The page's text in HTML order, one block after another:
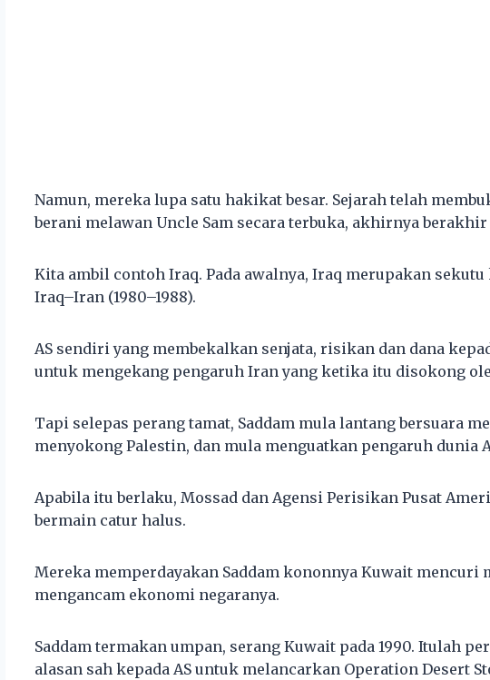
Namun, mereka lupa satu hakikat besar. Sejarah telah
berani melawan Uncle Sam secara terbuka, akhirnya
Kita ambil contoh Iraq. Pada awalnya, Iraq merupakan sekutu
Iraq–Iran (1980–1988).
AS sendiri yang membekalkan senjata, risikan dan dana
untuk mengekang pengaruh Iran yang ketika itu disokong
Tapi selepas perang tamat, Saddam mula lantang bersuara
menyokong Palestin, dan mula menguatkan pengaruh dunia
Apabila itu berlaku, Mossad dan Agensi Perisikan Pusat
bermain catur halus.
Mereka memperdayakan Saddam kononnya Kuwait mencuri
mengancam ekonomi negaranya.
Saddam termakan umpan, serang Kuwait pada 1990. Itulah
alasan sah kepada AS untuk melancarkan Operation Desert